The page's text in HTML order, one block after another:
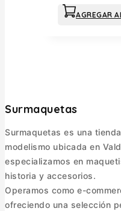
AGREGAR
Surmaquetas
Surmaquetas es una
modelismo ubicada en
especializamos en
historia y accesorios.
Operamos como e-
ofreciendo una selección